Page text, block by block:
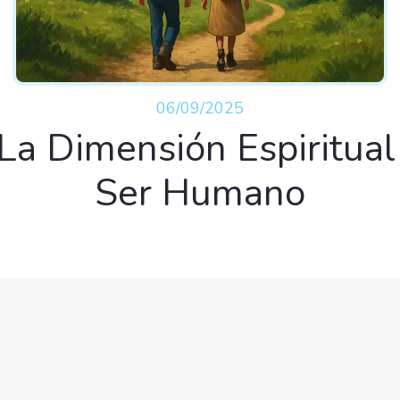
06/09/2025
Dimensión
Ser Humano